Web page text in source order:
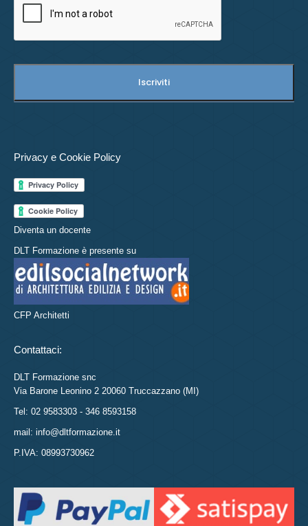
Privacy e Cookie Policy
Diventa un docente
DLT Formazione è presente su
CFP Architetti
Contattaci:
DLT Formazione snc
Via Barone Leonino 2 20060 Truccazzano (MI)
Tel: 02 9583303 - 346 8593158
mail: info@dltformazione.it
P.IVA: 08993730962